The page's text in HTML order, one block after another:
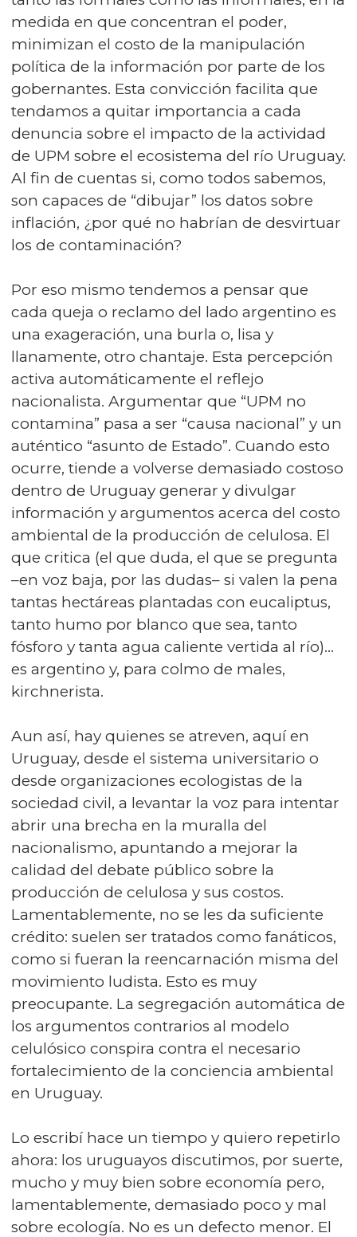
medida en que concentran el poder,
minimizan el costo de la manipulación
política de la información por parte de los
gobernantes. Esta convicción facilita que
tendamos a quitar importancia a cada
denuncia sobre el impacto de la actividad
de UPM sobre el ecosistema del río Uruguay.
Al fin de cuentas si, como todos sabemos,
son capaces de “dibujar” los datos sobre
inflación, ¿por qué no habrían de desvirtuar
los de contaminación?
Por eso mismo tendemos a pensar que
cada queja o reclamo del lado argentino es
una exageración, una burla o, lisa y
llanamente, otro chantaje. Esta percepción
activa automáticamente el reflejo
nacionalista. Argumentar que “UPM no
contamina” pasa a ser “causa nacional” y un
auténtico “asunto de Estado”. Cuando esto
ocurre, tiende a volverse demasiado costoso
dentro de Uruguay generar y divulgar
información y argumentos acerca del costo
ambiental de la producción de celulosa. El
que critica (el que duda, el que se pregunta
–en voz baja, por las dudas– si valen la pena
tantas hectáreas plantadas con eucaliptus,
tanto humo por blanco que sea, tanto
fósforo y tanta agua caliente vertida al río)…
es argentino y, para colmo de males,
kirchnerista.
Aun así, hay quienes se atreven, aquí en
Uruguay, desde el sistema universitario o
desde organizaciones ecologistas de la
sociedad civil, a levantar la voz para intentar
abrir una brecha en la muralla del
nacionalismo, apuntando a mejorar la
calidad del debate público sobre la
producción de celulosa y sus costos.
Lamentablemente, no se les da suficiente
crédito: suelen ser tratados como fanáticos,
como si fueran la reencarnación misma del
movimiento ludista. Esto es muy
preocupante. La segregación automática de
los argumentos contrarios al modelo
celulósico conspira contra el necesario
fortalecimiento de la conciencia ambiental
en Uruguay.
Lo escribí hace un tiempo y quiero repetirlo
ahora: los uruguayos discutimos, por suerte,
mucho y muy bien sobre economía pero,
lamentablemente, demasiado poco y mal
sobre ecología. No es un defecto menor. El